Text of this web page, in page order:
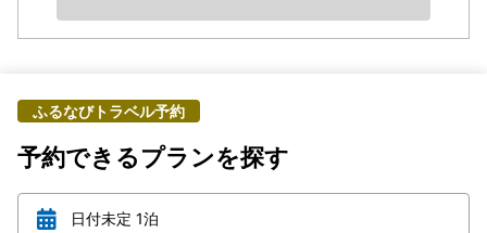
ふるなびトラベル予約
予約できるプランを探す
日付未定 1泊